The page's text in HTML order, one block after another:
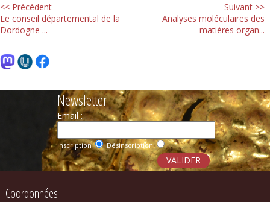
<< Précédent
Le conseil départemental de la
Dordogne ...
Suivant >>
Analyses moléculaires des
matières organ...
Newsletter
Email :
Inscription Désinscription
Coordonnées